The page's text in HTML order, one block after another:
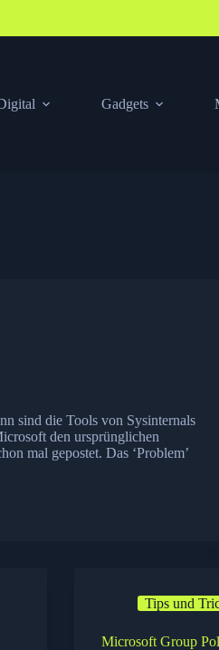
Gadgets
sind die Tools von Sysinternals
den ursprünglichen
mal gepostet. Das ‘Problem’
Tips und
Microsoft Group